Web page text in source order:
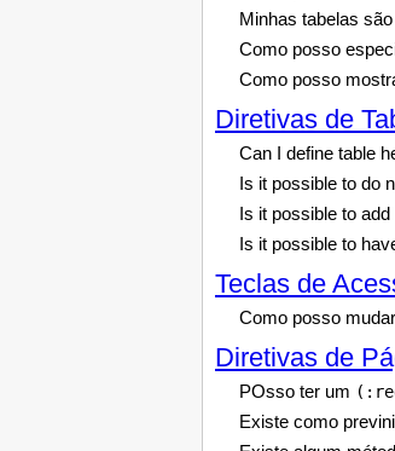
Minhas tabelas
Como posso
Como posso
Diretivas de
Can I define table
Is it possible to do
Is it possible to
Is it possible to
Teclas de
Como posso
Diretivas de
POsso ter um
Existe como